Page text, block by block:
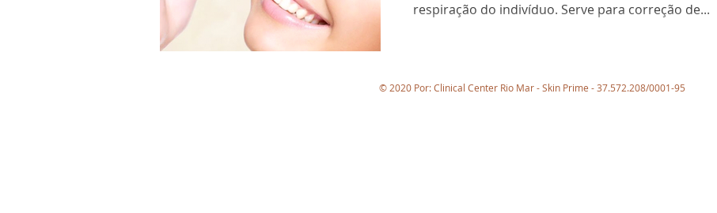
respiração do indivíduo. Serve para correção de...
© 2020 Por: Clinical Center Rio Mar - Skin Prime - 37.572.208/0001-95